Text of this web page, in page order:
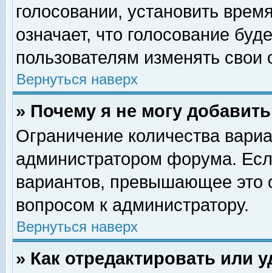
голосовании, установить
означает, что голосование
пользователям изменять свои
Вернуться наверх
» Почему я не могу
Ограничение количества
администратором форума.
вариантов, превышающее это
вопросом к администратору.
Вернуться наверх
» Как отредактировать или